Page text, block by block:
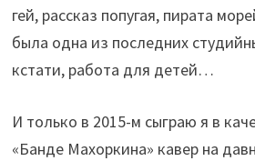
гей, рассказ попугая, пирата
была одна из последних
кстати, работа для детей…
И только в 2015-м сыграю я в
«Банде Махоркина» кавер на